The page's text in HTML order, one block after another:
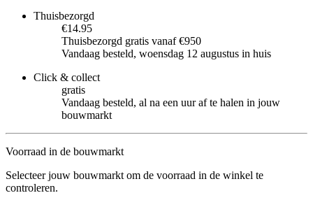
Thuisbezorgd
€14.95
Thuisbezorgd gratis vanaf €950
Vandaag besteld, woensdag 12 augustus in huis
Click & collect
gratis
Vandaag besteld, al na een uur af te halen in jouw
bouwmarkt
Voorraad in de bouwmarkt
Selecteer jouw bouwmarkt om de voorraad in de winkel te
controleren.